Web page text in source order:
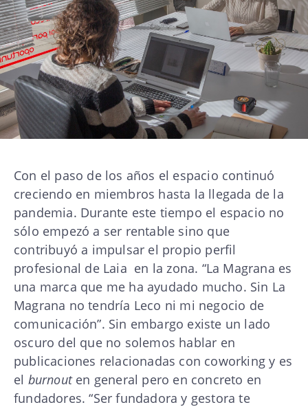
Con el paso de los años el espacio continuó
creciendo en miembros hasta la llegada de la
pandemia. Durante este tiempo el espacio no
sólo empezó a ser rentable sino que
contribuyó a impulsar el propio perfil
profesional de Laia en la zona. “La Magrana es
una marca que me ha ayudado mucho. Sin La
Magrana no tendría Leco ni mi negocio de
comunicación”. Sin embargo existe un lado
oscuro del que no solemos hablar en
publicaciones relacionadas con coworking y es
el burnouten general pero en concreto en
fundadores. “Ser fundadora y gestora te